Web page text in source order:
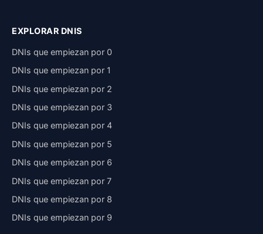
EXPLORAR DNIS
DNIs que empiezan por 0
DNIs que empiezan por 1
DNIs que empiezan por 2
DNIs que empiezan por 3
DNIs que empiezan por 4
DNIs que empiezan por 5
DNIs que empiezan por 6
DNIs que empiezan por 7
DNIs que empiezan por 8
DNIs que empiezan por 9